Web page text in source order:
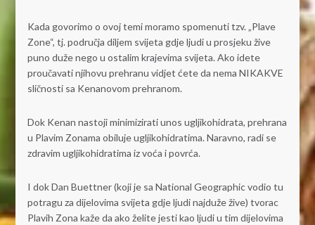
Kada govorimo o ovoj temi moramo spomenuti tzv. „Plave
Zone“, tj. područja diljem svijeta gdje ljudi u prosjeku žive
puno duže nego u ostalim krajevima svijeta. Ako idete
proučavati njihovu prehranu vidjet ćete da nema NIKAKVE
sličnosti sa Kenanovom prehranom.
Dok Kenan nastoji minimizirati unos ugljikohidrata, prehrana
u Plavim Zonama obiluje ugljikohidratima. Naravno, radi se
zdravim ugljikohidratima iz voća i povrća.
I dok Dan Buettner (koji je sa National Geographic vodio tu
potragu za dijelovima svijeta gdje ljudi najduže žive) tvorac
Plavih Zona kaže da ako želite jesti kao ljudi u tim dijelovima